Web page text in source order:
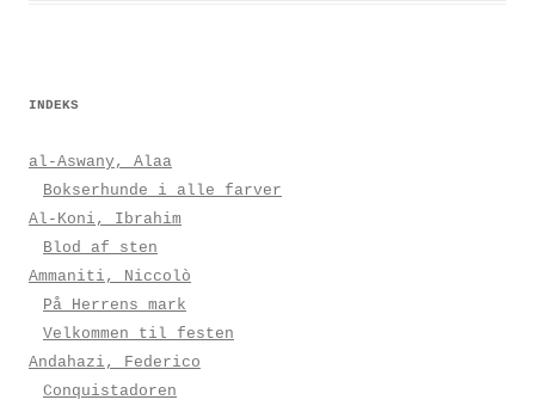
INDEKS
al-Aswany, Alaa
Bokserhunde i alle farver
Al-Koni, Ibrahim
Blod af sten
Ammaniti, Niccolò
På Herrens mark
Velkommen til festen
Andahazi, Federico
Conquistadoren